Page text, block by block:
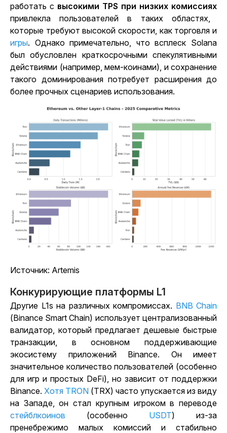
работать с высокими TPS при низких комиссиях
привлекла пользователей в таких областях,
которые требуют высокой скорости, как торговля и
игры. Однако примечательно, что всплеск Solana
был обусловлен краткосрочными спекулятивными
действиями (например, мем-коинами), и сохранение
такого доминирования потребует расширения до
более прочных сценариев использования.
Источник: Artemis
Конкурирующие платформы L1
Другие L1s на различных компромиссах. BNB Chain
(Binance Smart Chain) использует централизованный
валидатор, который предлагает дешевые быстрые
транзакции, в основном поддерживающие
экосистему приложений Binance. Он имеет
значительное количество пользователей (особенно
для игр и простых DeFi), но зависит от поддержки
Binance. Хотя TRON (TRX) часто упускается из виду
на Западе, он стал крупным игроком в переводе
стейблкоинов (особенно USDT) из-за
пренебрежимо малых комиссий и стабильно